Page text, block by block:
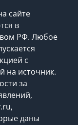
сайте
в
РФ. Любое
с
на источник.
за
даны